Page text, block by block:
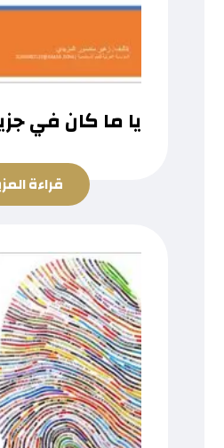
يا ما كان في
قراءة